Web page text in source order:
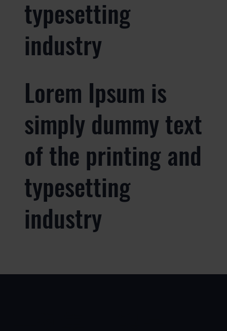
typesetting
industry
Lorem Ipsum is
simply dummy text
of the printing and
typesetting
industry